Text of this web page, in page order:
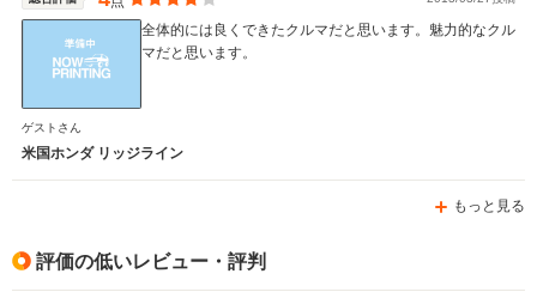
WLTCモード
燃費
駆動方式 FF
2400～
全体的には良くできたクルマだと思います。魅力的なクル
マだと思います。
ゲストさん
米国ホンダ リッジライン
もっと見る
評価の低いレビュー・評判